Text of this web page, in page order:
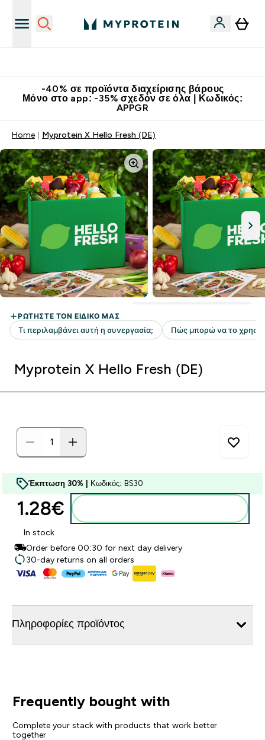
-40% σε προϊόντα διαχείρισης βάρους
Μόνο στο app: -35% σχεδόν σε όλα | Κωδικός:
APPGR
Home Myprotein X Hello Fresh (DE)
Myprotein X Hello Fresh (DE)
Έκπτωση 30% | Κωδικός: BS30
1.28€‎
In stock
Order before 00:30 for next day delivery
30-day returns on all orders
Πληροφορίες προϊόντος
Frequently bought with
Complete your stack with products that work better
together